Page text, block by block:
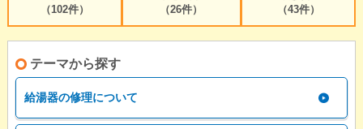
（102件）
（26件）
（43件）
テーマから探す
給湯器の修理について